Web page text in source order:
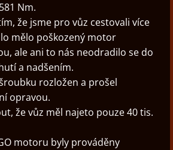
Nm.
že jsme pro vůz cestovali více
mělo poškozený motor
ale ani to nás neodradilo se do
a nadšením.
rozložen a prošel
opravou.
že vůz měl najeto pouze 40 tis.
motoru byly prováděny